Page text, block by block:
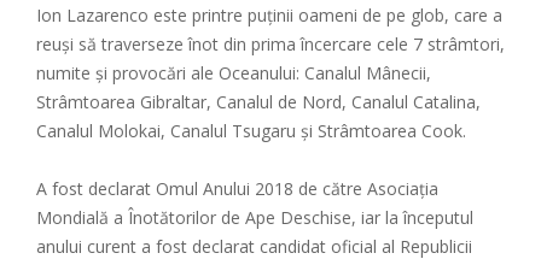
Ion Lazarenco este printre puținii oameni de pe glob, care a
reuși să traverseze înot din prima încercare cele 7 strâmtori,
numite și provocări ale Oceanului: Canalul Mânecii,
Strâmtoarea Gibraltar, Canalul de Nord, Canalul Catalina,
Canalul Molokai, Canalul Tsugaru și Strâmtoarea Cook.
A fost declarat Omul Anului 2018 de către Asociația
Mondială a Înotătorilor de Ape Deschise, iar la începutul
anului curent a fost declarat candidat oficial al Republicii